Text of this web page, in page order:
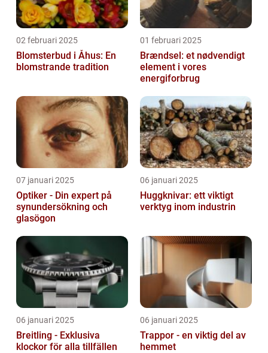
02 februari 2025
Blomsterbud i Åhus: En
blomstrande tradition
01 februari 2025
Brændsel: et nødvendigt
element i vores
energiforbrug
07 januari 2025
Optiker - Din expert på
synundersökning och
glasögon
06 januari 2025
Huggknivar: ett viktigt
verktyg inom industrin
06 januari 2025
Breitling - Exklusiva
klockor för alla tillfällen
06 januari 2025
Trappor - en viktig del av
hemmet